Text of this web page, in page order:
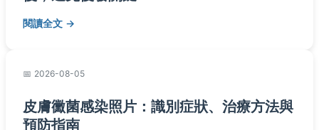
閱讀全文
2026-08-05
皮膚黴菌感染照片：識別症狀、治療方法與
預防指南